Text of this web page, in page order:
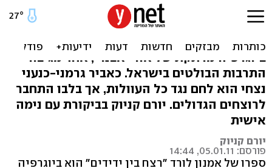
האביר הנצחי
ספרו של אמנון לורד "רצח בין ידידים" הוא
ביוגרפיה מרתקת של אורי אבנרי, אחד מגיבורי
התרבות הבולטים בישראל. כאביר גרמני-כנעני
נצחי הוא לחם נגד כל העוולות, אך בלבו התחבר
לרוצחים הגדולים. יורם קניוק בביקורת עם נימה
אישית
יורם קניוק
פורסם: 05.01.11, 14:44
ספרו של אמנון לורד "רצח בין ידידים" הוא ביוגרפיה